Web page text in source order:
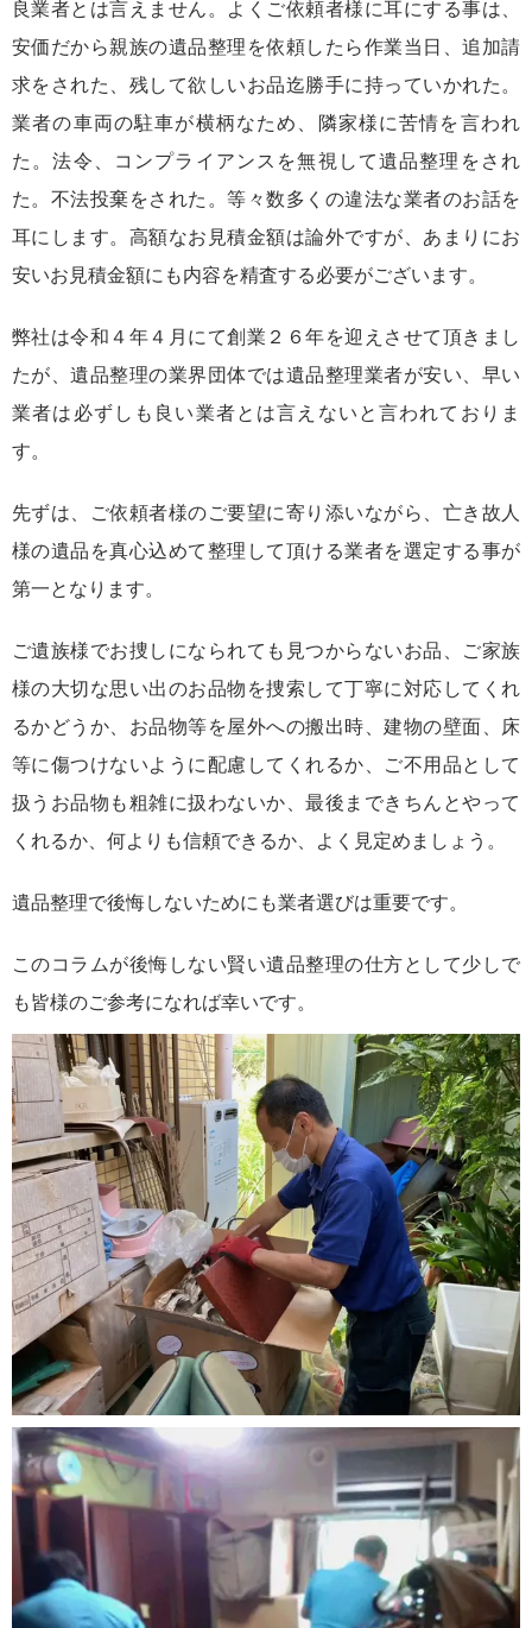
良業者とは言えません。よくご依頼者様に耳にする事は、
安価だから親族の遺品整理を依頼したら作業当日、追加請
求をされた、残して欲しいお品迄勝手に持っていかれた。
業者の車両の駐車が横柄なため、隣家様に苦情を言われ
た。法令、コンプライアンスを無視して遺品整理をされ
た。不法投棄をされた。等々数多くの違法な業者のお話を
耳にします。高額なお見積金額は論外ですが、あまりにお
安いお見積金額にも内容を精査する必要がございます。
弊社は令和４年４月にて創業２６年を迎えさせて頂きまし
たが、遺品整理の業界団体では遺品整理業者が安い、早い
業者は必ずしも良い業者とは言えないと言われておりま
す。
先ずは、ご依頼者様のご要望に寄り添いながら、亡き故人
様の遺品を真心込めて整理して頂ける業者を選定する事が
第一となります。
ご遺族様でお捜しになられても見つからないお品、ご家族
様の大切な思い出のお品物を捜索して丁寧に対応してくれ
るかどうか、お品物等を屋外への搬出時、建物の壁面、床
等に傷つけないように配慮してくれるか、ご不用品として
扱うお品物も粗雑に扱わないか、最後まできちんとやって
くれるか、何よりも信頼できるか、よく見定めましょう。
遺品整理で後悔しないためにも業者選びは重要です。
このコラムが後悔しない賢い遺品整理の仕方として少しで
も皆様のご参考になれば幸いです。